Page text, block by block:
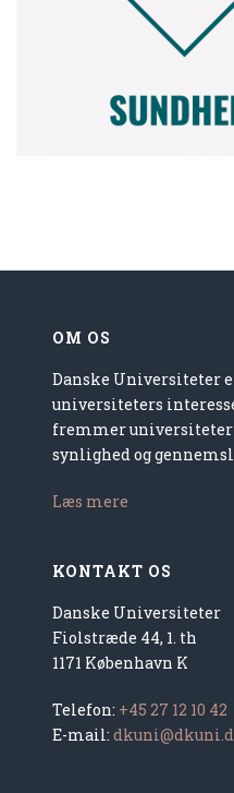
OM OS
Danske Universiteter
universiteters
fremmer
synlighed og
Læs mere
KONTAKT OS
Danske Universiteter
Fiolstræde 44, 1. th
1171 København K
Telefon: +45 27 12 10 42
E-mail: